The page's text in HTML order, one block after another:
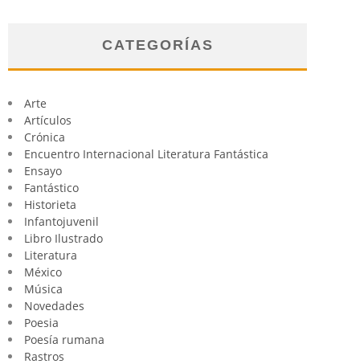
CATEGORÍAS
Arte
Artículos
Crónica
Encuentro Internacional Literatura Fantástica
Ensayo
Fantástico
Historieta
Infantojuvenil
Libro Ilustrado
Literatura
México
Música
Novedades
Poesia
Poesía rumana
Rastros